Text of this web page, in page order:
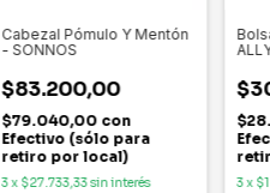
Cabezal Pómulo Y Mentón
- SONNOS
$83.200,00
$79.040,00 con
Efectivo (sólo para
retiro por local)
3x $27.733,33sin interés 3x